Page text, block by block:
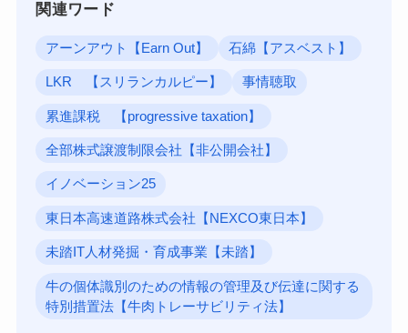
関連ワード
アーンアウト【Earn Out】 石綿【アスベスト】
LKR 【スリランカルピー】 事情聴取
累進課税 【progressive taxation】
全部株式譲渡制限会社【非公開会社】
イノベーション25
東日本高速道路株式会社【NEXCO東日本】
未踏IT人材発掘・育成事業【未踏】
牛の個体識別のための情報の管理及び伝達に関する
特別措置法【牛肉トレーサビリティ法】